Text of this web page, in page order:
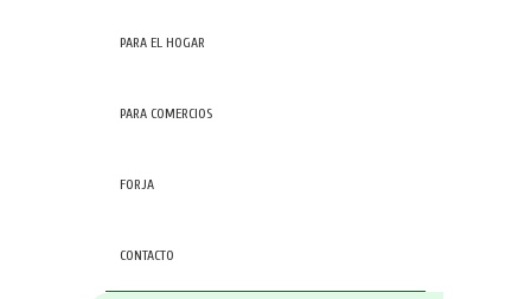
PARA EL HOGAR
PARA COMERCIOS
FORJA
CONTACTO